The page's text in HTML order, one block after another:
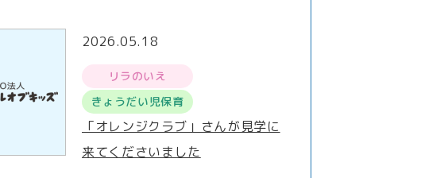
2026.05.18
リラのいえ
きょうだい児保育
「オレンジクラブ」さんが見学に
来てくださいました